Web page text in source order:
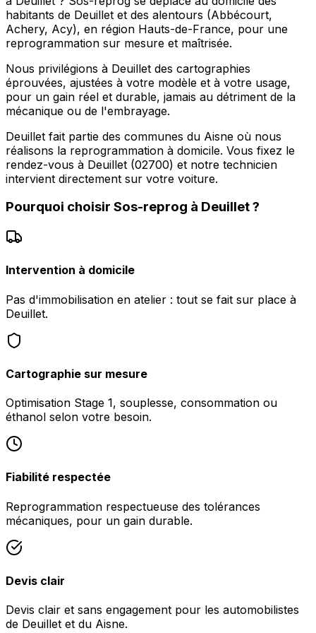
habitants de Deuillet et des alentours (Abbécourt,
Achery, Acy), en région Hauts-de-France, pour une
reprogrammation sur mesure et maîtrisée.
Nous privilégions à Deuillet des cartographies
éprouvées, ajustées à votre modèle et à votre usage,
pour un gain réel et durable, jamais au détriment de la
mécanique ou de l'embrayage.
Deuillet fait partie des communes du Aisne où nous
réalisons la reprogrammation à domicile. Vous fixez le
rendez-vous à Deuillet (02700) et notre technicien
intervient directement sur votre voiture.
Pourquoi choisir Sos-reprog à Deuillet?
Intervention à domicile
Pas d'immobilisation en atelier : tout se fait sur place à
Deuillet.
Cartographie sur mesure
Optimisation Stage 1, souplesse, consommation ou
éthanol selon votre besoin.
Fiabilité respectée
Reprogrammation respectueuse des tolérances
mécaniques, pour un gain durable.
Devis clair
Devis clair et sans engagement pour les automobilistes
de Deuillet et du Aisne.